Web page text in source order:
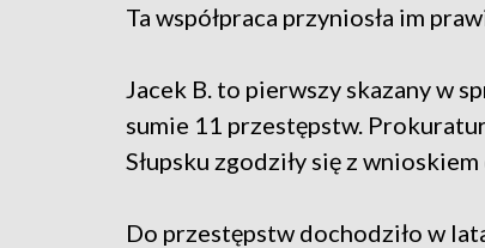
Ta współpraca przyniosła im
Jacek B. to pierwszy skazany w
sumie 11 przestępstw.
Słupsku zgodziły się z
Do przestępstw dochodziło w